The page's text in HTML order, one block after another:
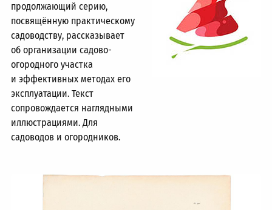
продолжающий серию,
посвящённую практическому
садоводству, рассказывает
об организации садово-
огородного участка
и эффективных методах его
эксплуатации. Текст
сопровождается наглядными
иллюстрациями. Для
садоводов и огородников.